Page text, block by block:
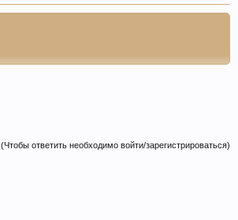
(Чтобы ответить необходимо войти/зарегистрироваться)